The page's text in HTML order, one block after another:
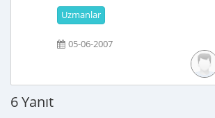
Uzmanlar
05-06-2007
6 Yanıt